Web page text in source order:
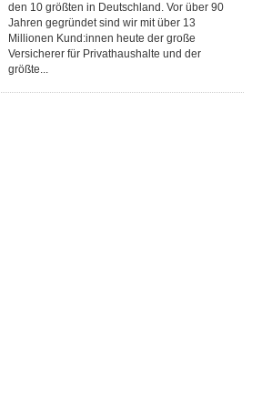
den 10 größten in Deutschland. Vor über 90
Jahren gegründet sind wir mit über 13
Millionen Kund:innen heute der große
Versicherer für Privathaushalte und der
größte...